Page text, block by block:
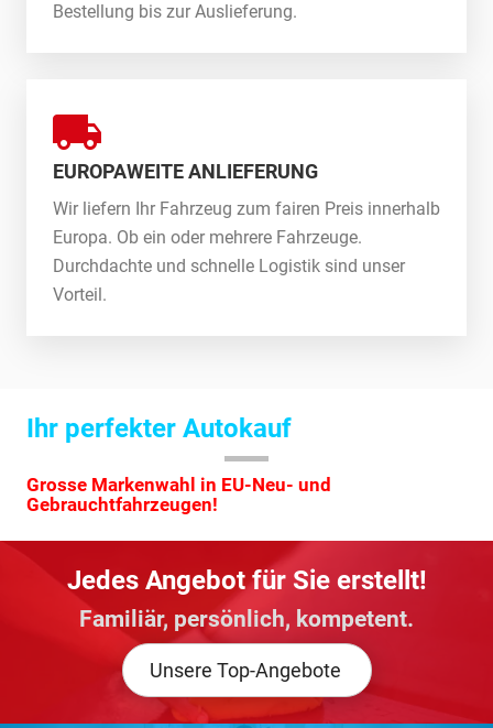
Bestellung bis zur Auslieferung.
EUROPAWEITE ANLIEFERUNG
Wir liefern Ihr Fahrzeug zum fairen Preis innerhalb
Europa. Ob ein oder mehrere Fahrzeuge.
Durchdachte und schnelle Logistik sind unser
Vorteil.
Ihr perfekter Autokauf
Grosse Markenwahl in EU-Neu- und
Gebrauchtfahrzeugen!
Jedes Angebot für Sie erstellt!
Familiär, persönlich, kompetent.
Unsere Top-Angebote